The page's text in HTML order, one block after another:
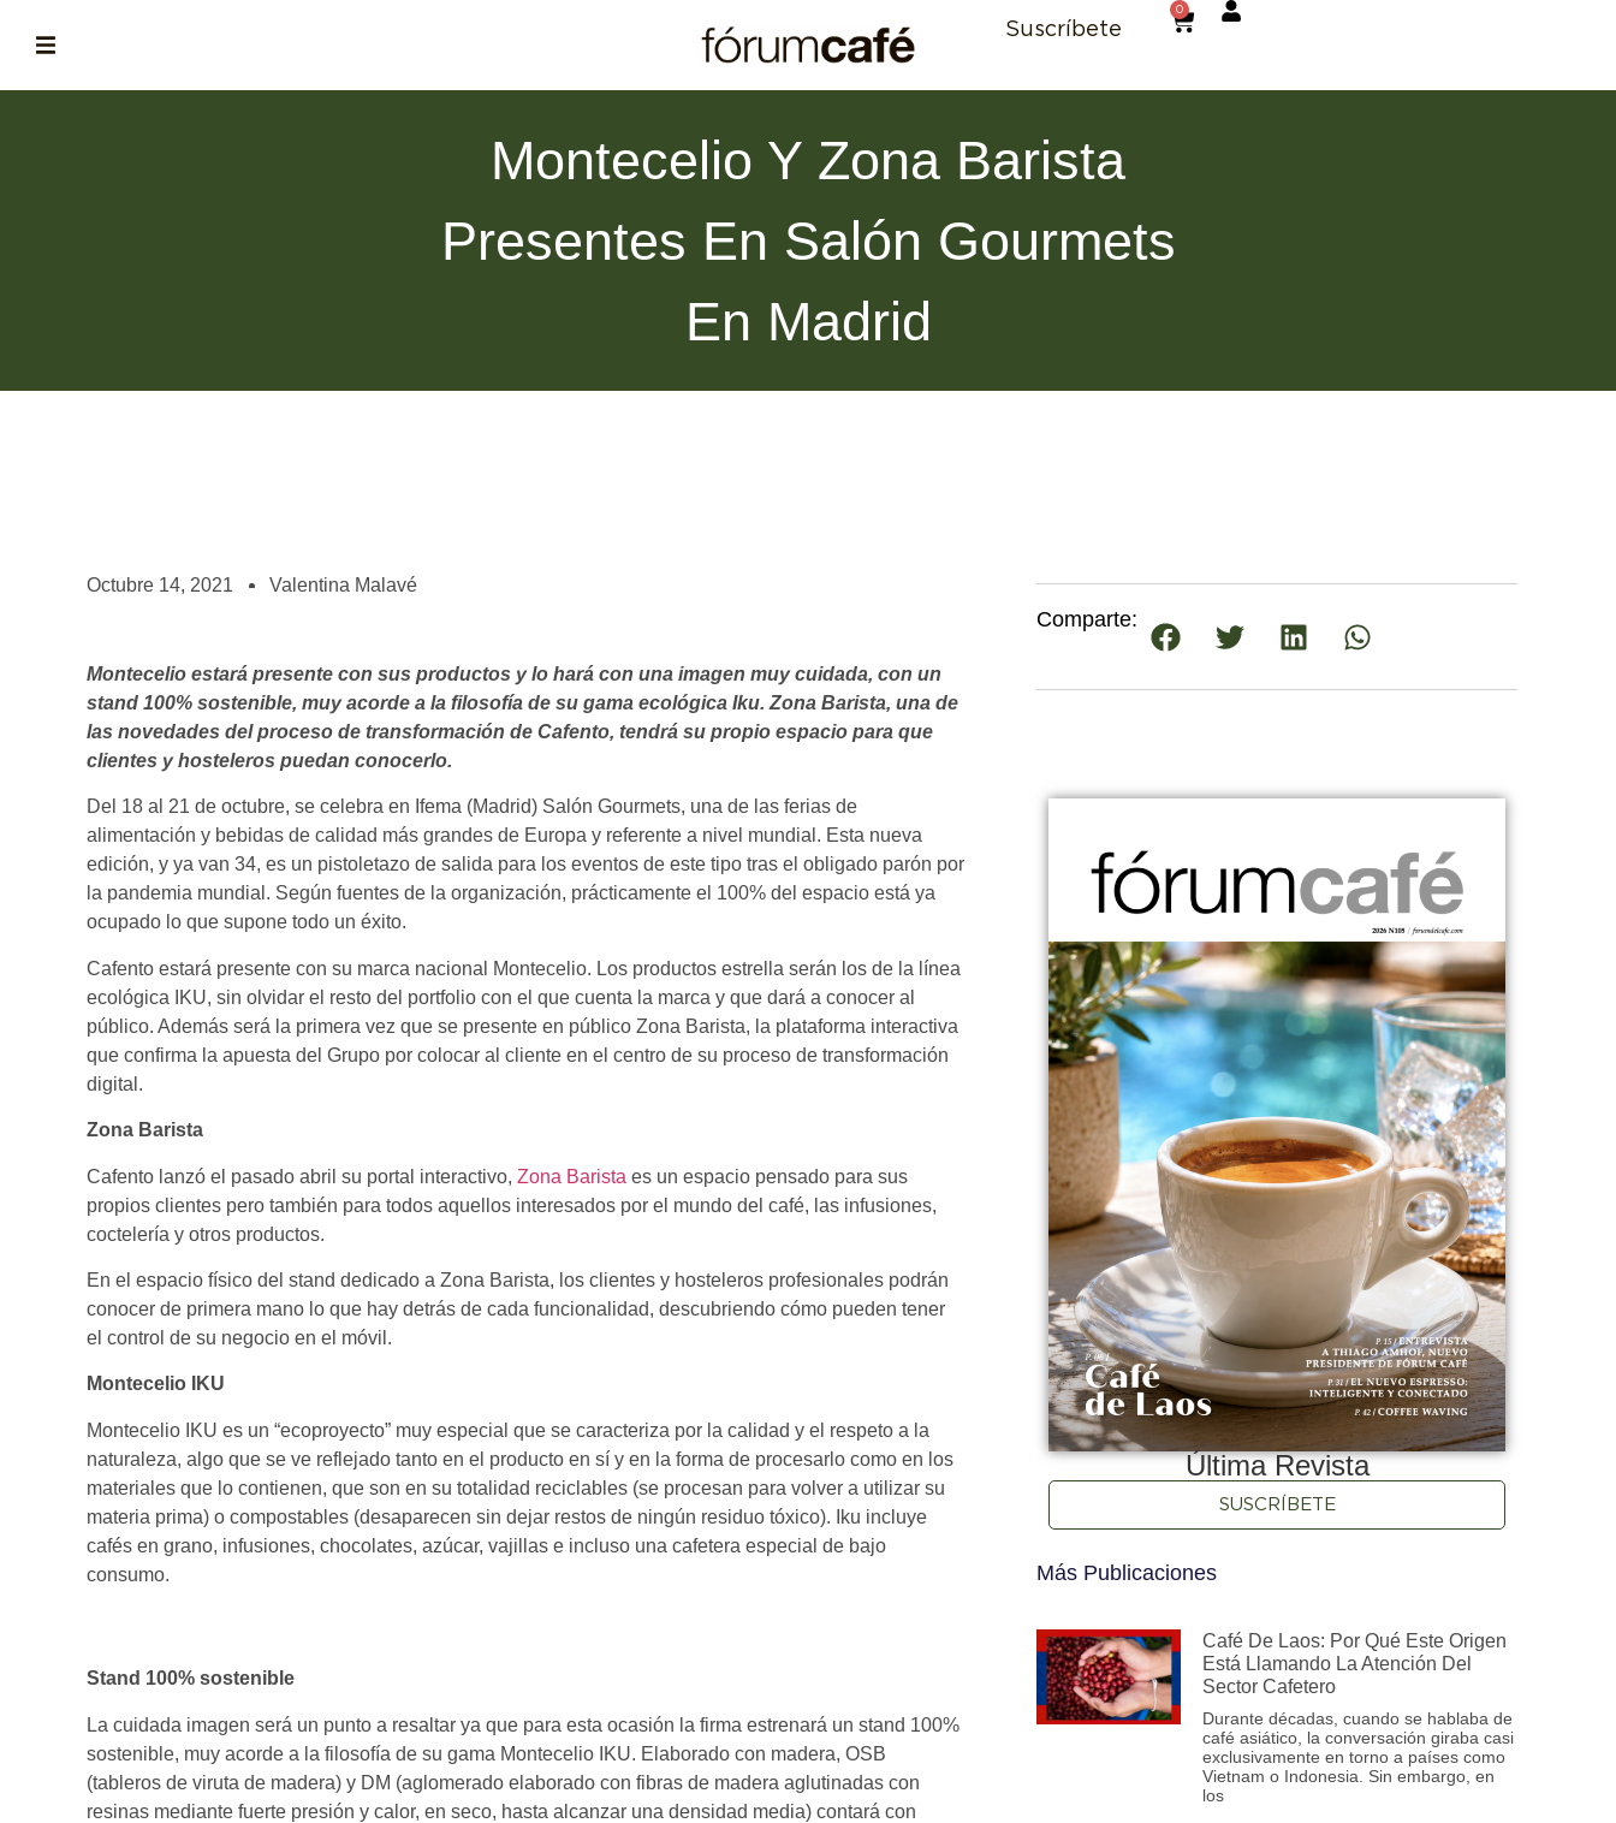
¡te imaginas vivir de tu pasión por el café?
Suscríbete
0
Montecelio Y Zona Barista
Presentes En Salón Gourmets
En Madrid
Octubre 14, 2021 Valentina Malavé
Montecelio estará presente con sus productos y lo hará con una imagen muy cuidada, con un
stand 100% sostenible, muy acorde a la filosofía de su gama ecológica Iku. Zona Barista, una de
las novedades del proceso de transformación de Cafento, tendrá su propio espacio para que
clientes y hosteleros puedan conocerlo.
Del 18 al 21 de octubre, se celebra en Ifema (Madrid) Salón Gourmets, una de las ferias de
alimentación y bebidas de calidad más grandes de Europa y referente a nivel mundial. Esta nueva
edición, y ya van 34, es un pistoletazo de salida para los eventos de este tipo tras el obligado parón por
la pandemia mundial. Según fuentes de la organización, prácticamente el 100% del espacio está ya
ocupado lo que supone todo un éxito.
Cafento estará presente con su marca nacional Montecelio. Los productos estrella serán los de la línea
ecológica IKU, sin olvidar el resto del portfolio con el que cuenta la marca y que dará a conocer al
público. Además será la primera vez que se presente en público Zona Barista, la plataforma interactiva
que confirma la apuesta del Grupo por colocar al cliente en el centro de su proceso de transformación
digital.
Zona Barista
Cafento lanzó el pasado abril su portal interactivo, Zona Barista es un espacio pensado para sus
propios clientes pero también para todos aquellos interesados por el mundo del café, las infusiones,
coctelería y otros productos.
En el espacio físico del stand dedicado a Zona Barista, los clientes y hosteleros profesionales podrán
conocer de primera mano lo que hay detrás de cada funcionalidad, descubriendo cómo pueden tener
el control de su negocio en el móvil.
Montecelio IKU
Montecelio IKU es un “ecoproyecto” muy especial que se caracteriza por la calidad y el respeto a la
naturaleza, algo que se ve reflejado tanto en el producto en sí y en la forma de procesarlo como en los
materiales que lo contienen, que son en su totalidad reciclables (se procesan para volver a utilizar su
materia prima) o compostables (desaparecen sin dejar restos de ningún residuo tóxico). Iku incluye
cafés en grano, infusiones, chocolates, azúcar, vajillas e incluso una cafetera especial de bajo
consumo.
Stand 100% sostenible
La cuidada imagen será un punto a resaltar ya que para esta ocasión la firma estrenará un stand 100%
sostenible, muy acorde a la filosofía de su gama Montecelio IKU. Elaborado con madera, OSB
(tableros de viruta de madera) y DM (aglomerado elaborado con fibras de madera aglutinadas con
resinas mediante fuerte presión y calor, en seco, hasta alcanzar una densidad media) contará con
Comparte:
Última Revista
SUSCRÍBETE
Más Publicaciones
Café De Laos: Por Qué Este Origen
Está Llamando La Atención Del
Sector Cafetero
Durante décadas, cuando se hablaba de
café asiático, la conversación giraba casi
exclusivamente en torno a países como
Vietnam o Indonesia. Sin embargo, en
los